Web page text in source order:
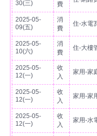
30(三)
費
2025-05-
09(五)
消
費
住-水電
2025-05-
10(六)
消
費
住-大樓
2025-05-
12(一)
收
入
家用-家
2025-05-
12(一)
收
入
家用-家
2025-05-
12(一)
收
入
家用-水